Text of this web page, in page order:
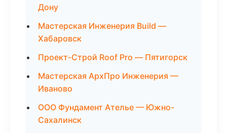
Дону
Мастерская Инженерия Build —
Хабаровск
Проект-Строй Roof Pro — Пятигорск
Мастерская АрхПро Инженерия —
Иваново
ООО Фундамент Ателье — Южно-
Сахалинск